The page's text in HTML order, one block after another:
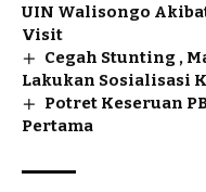
UIN Walisongo
Visit
Cegah Stunting ,
Lakukan Sosialisasi
Potret Keseruan
Pertama